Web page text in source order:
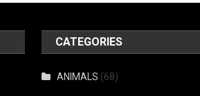
CATEGORIES
ANIMALS (68)